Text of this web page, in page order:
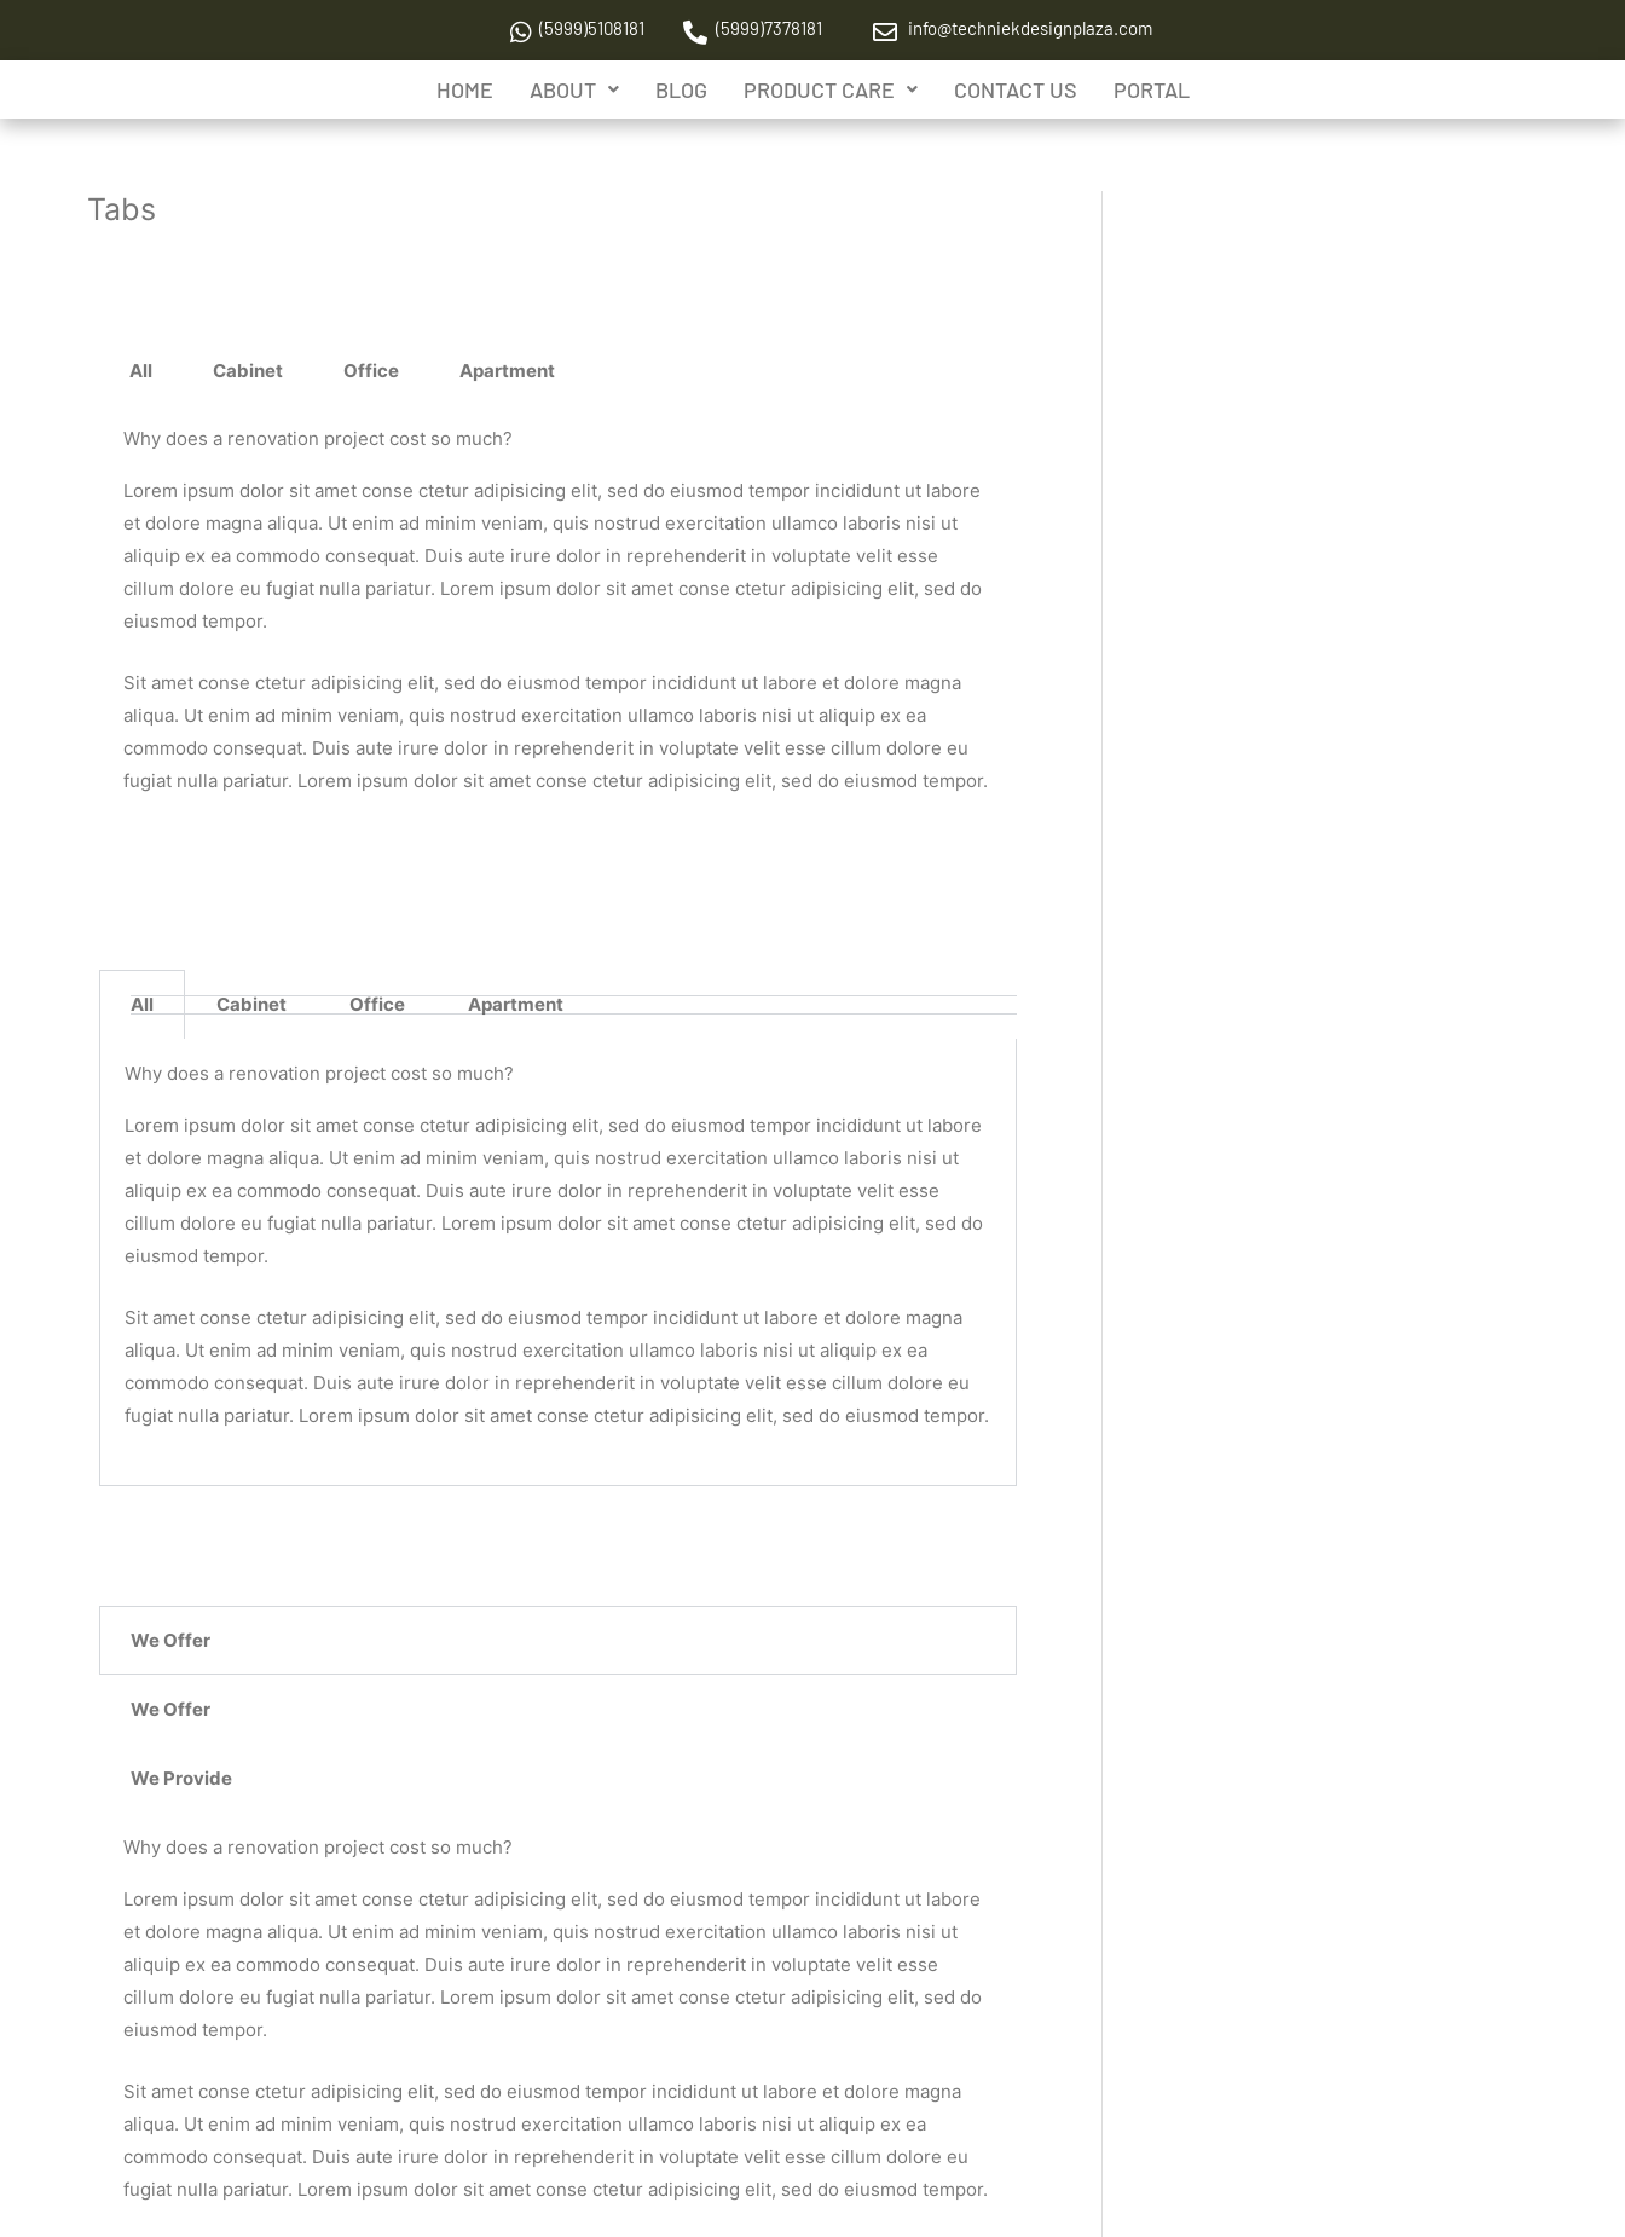
(5999)5108181 (5999)7378181 info@techniekdesignplaza.com
HOME ABOUT BLOG PRODUCT CARE CONTACT US PORTAL
Tabs
All Cabinet Office Apartment
Why does a renovation project cost so much?
Lorem ipsum dolor sit amet conse ctetur adipisicing elit, sed do eiusmod tempor incididunt ut labore
et dolore magna aliqua. Ut enim ad minim veniam, quis nostrud exercitation ullamco laboris nisi ut
aliquip ex ea commodo consequat. Duis aute irure dolor in reprehenderit in voluptate velit esse
cillum dolore eu fugiat nulla pariatur. Lorem ipsum dolor sit amet conse ctetur adipisicing elit, sed do
eiusmod tempor.
Sit amet conse ctetur adipisicing elit, sed do eiusmod tempor incididunt ut labore et dolore magna
aliqua. Ut enim ad minim veniam, quis nostrud exercitation ullamco laboris nisi ut aliquip ex ea
commodo consequat. Duis aute irure dolor in reprehenderit in voluptate velit esse cillum dolore eu
fugiat nulla pariatur. Lorem ipsum dolor sit amet conse ctetur adipisicing elit, sed do eiusmod tempor.
All Cabinet Office Apartment
Why does a renovation project cost so much?
Lorem ipsum dolor sit amet conse ctetur adipisicing elit, sed do eiusmod tempor incididunt ut labore
et dolore magna aliqua. Ut enim ad minim veniam, quis nostrud exercitation ullamco laboris nisi ut
aliquip ex ea commodo consequat. Duis aute irure dolor in reprehenderit in voluptate velit esse
cillum dolore eu fugiat nulla pariatur. Lorem ipsum dolor sit amet conse ctetur adipisicing elit, sed do
eiusmod tempor.
Sit amet conse ctetur adipisicing elit, sed do eiusmod tempor incididunt ut labore et dolore magna
aliqua. Ut enim ad minim veniam, quis nostrud exercitation ullamco laboris nisi ut aliquip ex ea
commodo consequat. Duis aute irure dolor in reprehenderit in voluptate velit esse cillum dolore eu
fugiat nulla pariatur. Lorem ipsum dolor sit amet conse ctetur adipisicing elit, sed do eiusmod tempor.
We Offer
We Offer
We Provide
Why does a renovation project cost so much?
Lorem ipsum dolor sit amet conse ctetur adipisicing elit, sed do eiusmod tempor incididunt ut labore
et dolore magna aliqua. Ut enim ad minim veniam, quis nostrud exercitation ullamco laboris nisi ut
aliquip ex ea commodo consequat. Duis aute irure dolor in reprehenderit in voluptate velit esse
cillum dolore eu fugiat nulla pariatur. Lorem ipsum dolor sit amet conse ctetur adipisicing elit, sed do
eiusmod tempor.
Sit amet conse ctetur adipisicing elit, sed do eiusmod tempor incididunt ut labore et dolore magna
aliqua. Ut enim ad minim veniam, quis nostrud exercitation ullamco laboris nisi ut aliquip ex ea
commodo consequat. Duis aute irure dolor in reprehenderit in voluptate velit esse cillum dolore eu
fugiat nulla pariatur. Lorem ipsum dolor sit amet conse ctetur adipisicing elit, sed do eiusmod tempor.